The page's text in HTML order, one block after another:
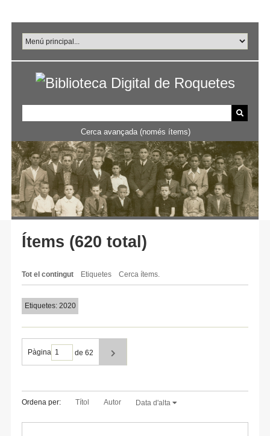
principal
Cerca avançada (només ítems)
Ítems (620 total)
Tot el contingut Etiquetes Cerca ítems.
Etiquetes: 2020
Pàgina de 62
Ordena per: Títol Autor Data d'alta